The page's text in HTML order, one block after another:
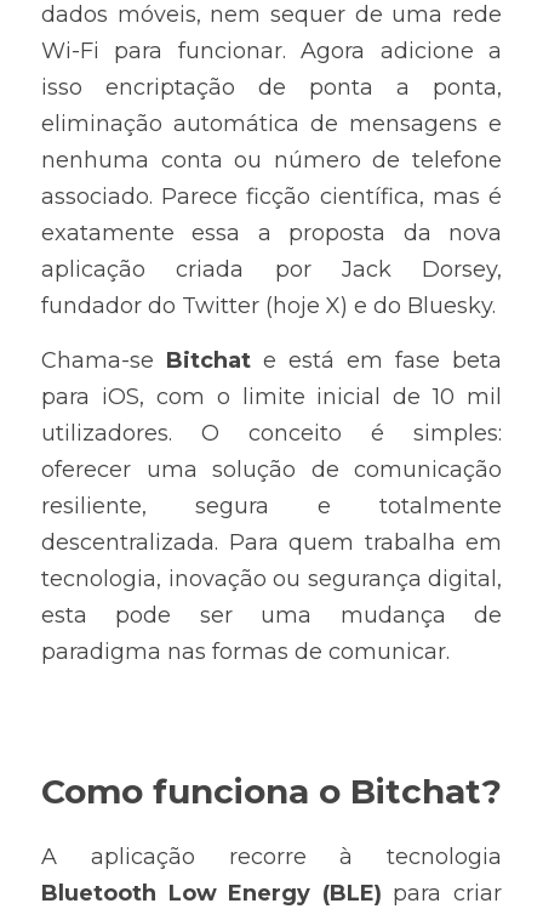
dados móveis, nem sequer de uma rede
Wi-Fi para funcionar. Agora adicione a
isso encriptação de ponta a ponta,
eliminação automática de mensagens e
nenhuma conta ou número de telefone
associado. Parece ficção científica, mas é
exatamente essa a proposta da nova
aplicação criada por Jack Dorsey,
fundador do Twitter (hoje X) e do Bluesky.
Chama-se Bitchat e está em fase beta
para iOS, com o limite inicial de 10 mil
utilizadores. O conceito é simples:
oferecer uma solução de comunicação
resiliente, segura e totalmente
descentralizada. Para quem trabalha em
tecnologia, inovação ou segurança digital,
esta pode ser uma mudança de
paradigma nas formas de comunicar.
Como funciona o Bitchat?
Bluetooth Low Energy (BLE) para criar